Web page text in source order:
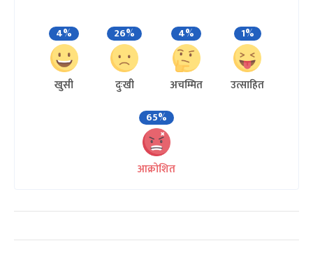
4%
खुसी
26%
दुःखी
4%
अचम्मित
1%
उत्साहित
65%
आक्रोशित